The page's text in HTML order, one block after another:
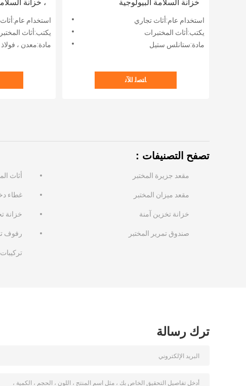
، خزانة
من الصلب
استخدام
يكتب:أثاث
مادة:معدن ،
خزانة السلامة البيولوجية
الميكروبيولوجية
استخدام عام:أثاث تجاري
يكتب:أثاث المختبرات
مادة:ستانلس ستيل
ﺎﺘﺼﻟ ﺍﻶﻧ
تصفح التصنيفات：
أثاث مقعد جزيرة المختبر
غطاء مقعد ميزان المختبر
خزانة خزانة تخزين آمنة
رفوف صندوق تمرير المختبر
تركيبات
ترك رسالة